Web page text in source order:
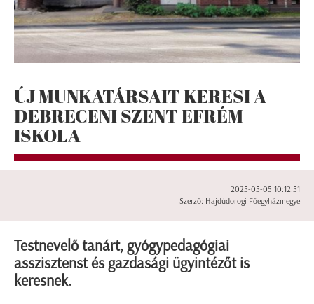
ÚJ MUNKATÁRSAIT KERESI A
DEBRECENI SZENT EFRÉM
ISKOLA
2025-05-05 10:12:51
Szerző: Hajdúdorogi Főegyházmegye
Testnevelő tanárt, gyógypedagógiai
asszisztenst és gazdasági ügyintézőt is
keresnek.